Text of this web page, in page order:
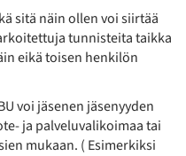
sitä näin ollen voi siirtää
tunnisteita taikka
eikä toisen henkilön
voi jäsenen jäsenyyden
ja palveluvalikoimaa tai
mukaan. ( Esimerkiksi